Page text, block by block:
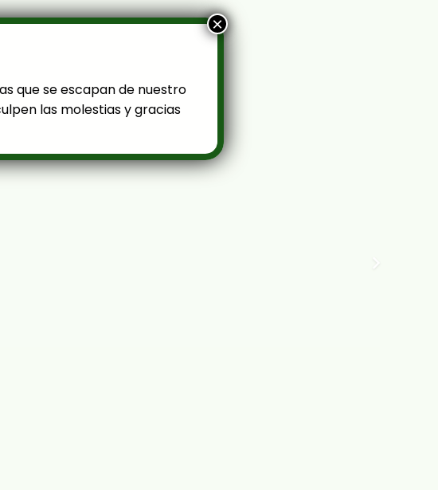
que se escapan de nuestro
las molestias y gracias
×